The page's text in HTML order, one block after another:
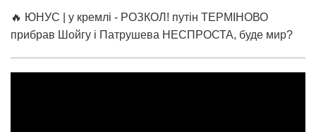
🔥 ЮНУС | у кремлі - РОЗКОЛ! путін ТЕРМІНОВО
прибрав Шойгу і Патрушева НЕСПРОСТА, буде мир?